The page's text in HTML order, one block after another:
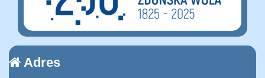
Adres